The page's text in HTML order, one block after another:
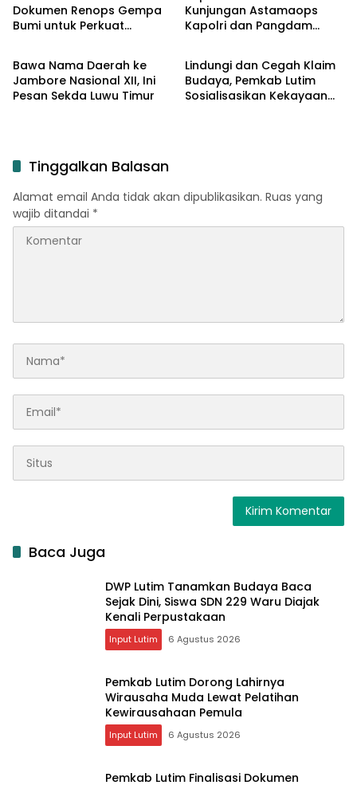
Dokumen Renops Gempa
Bumi untuk Perkuat
Kunjungan Astamaops
Kapolri dan Pangdam
Input Lutim
Bawa Nama Daerah ke
Jambore Nasional XII, Ini
Pesan Sekda Luwu Timur
Input Lutim
Lindungi dan Cegah Klaim
Budaya, Pemkab Lutim
Sosialisasikan Kekayaan
Tinggalkan Balasan
Alamat email Anda tidak akan dipublikasikan. Ruas yang
wajib ditandai *
Baca Juga
DWP Lutim Tanamkan Budaya Baca
Sejak Dini, Siswa SDN 229 Waru Diajak
Kenali Perpustakaan
Input Lutim 6 Agustus 2026
Pemkab Lutim Dorong Lahirnya
Wirausaha Muda Lewat Pelatihan
Kewirausahaan Pemula
Input Lutim 6 Agustus 2026
Pemkab Lutim Finalisasi Dokumen